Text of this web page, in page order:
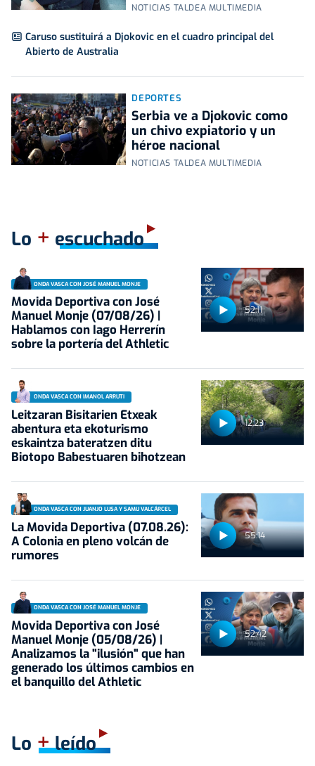
NOTICIAS TALDEA MULTIMEDIA
Caruso sustituirá a Djokovic en el cuadro principal del
Abierto de Australia
DEPORTES
Serbia ve a Djokovic como
un chivo expiatorio y un
héroe nacional
NOTICIAS TALDEA MULTIMEDIA
Lo + escuchado
52:11
ONDA VASCA CON JOSÉ MANUEL MONJE
Movida Deportiva con José
Manuel Monje (07/08/26) |
Hablamos con Iago Herrerín
sobre la portería del Athletic
12:23
ONDA VASCA CON IMANOL ARRUTI
Leitzaran Bisitarien Etxeak
abentura eta ekoturismo
eskaintza bateratzen ditu
Biotopo Babestuaren bihotzean
55:14
ONDA VASCA CON JUANJO LUSA Y SAMU VALCÁRCEL
La Movida Deportiva (07.08.26):
A Colonia en pleno volcán de
rumores
52:42
ONDA VASCA CON JOSÉ MANUEL MONJE
Movida Deportiva con José
Manuel Monje (05/08/26) |
Analizamos la "ilusión" que han
generado los últimos cambios en
el banquillo del Athletic
Lo +leído